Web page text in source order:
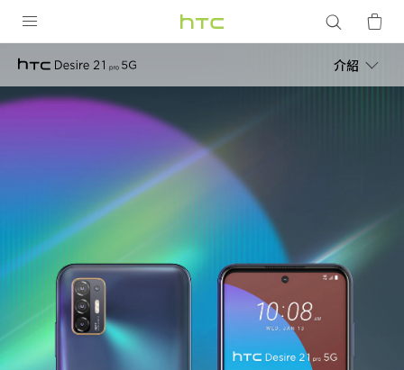
HTC
Desire
21
pro
5G
HTC
台
產品
VIVE
VIVERSE
優惠專區
焦點訊息
校園專案
銷售門市
銷售通路
支援服務
介紹